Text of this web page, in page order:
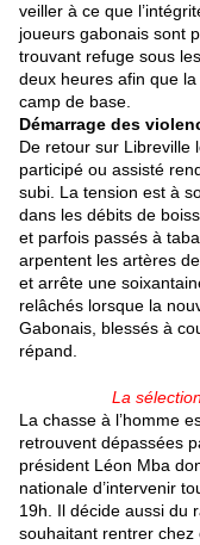
veiller à ce que
joueurs gabonais sont
trouvant refuge sous
deux heures afin que
camp de base.
Démarrage des
De retour sur Libreville
participé ou assisté
subi. La tension est à
dans les débits de
et parfois passés à
arpentent les artères
et arrête une
relâchés lorsque la
Gabonais, blessés à
répand.
La
La chasse à l’homme
retrouvent dépassées
président Léon Mba
nationale d’intervenir
19h. Il décide aussi du
souhaitant rentrer